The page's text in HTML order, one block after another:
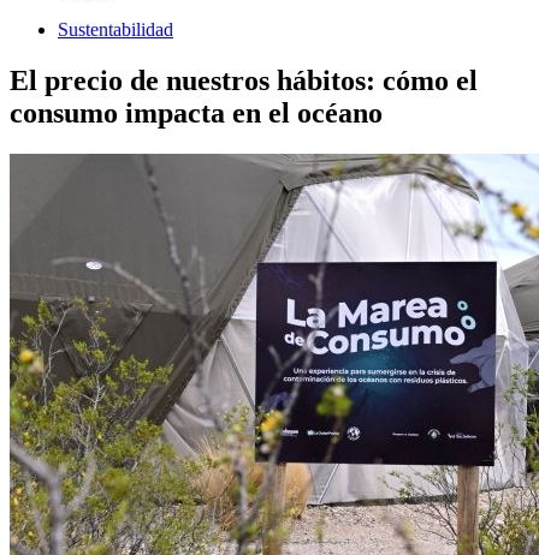
Sustentabilidad
El precio de nuestros hábitos: cómo el
consumo impacta en el océano